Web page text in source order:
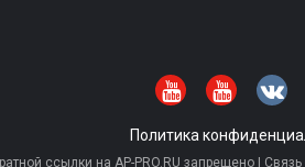
Политика
ссылки на AP-PRO.RU запрещено |